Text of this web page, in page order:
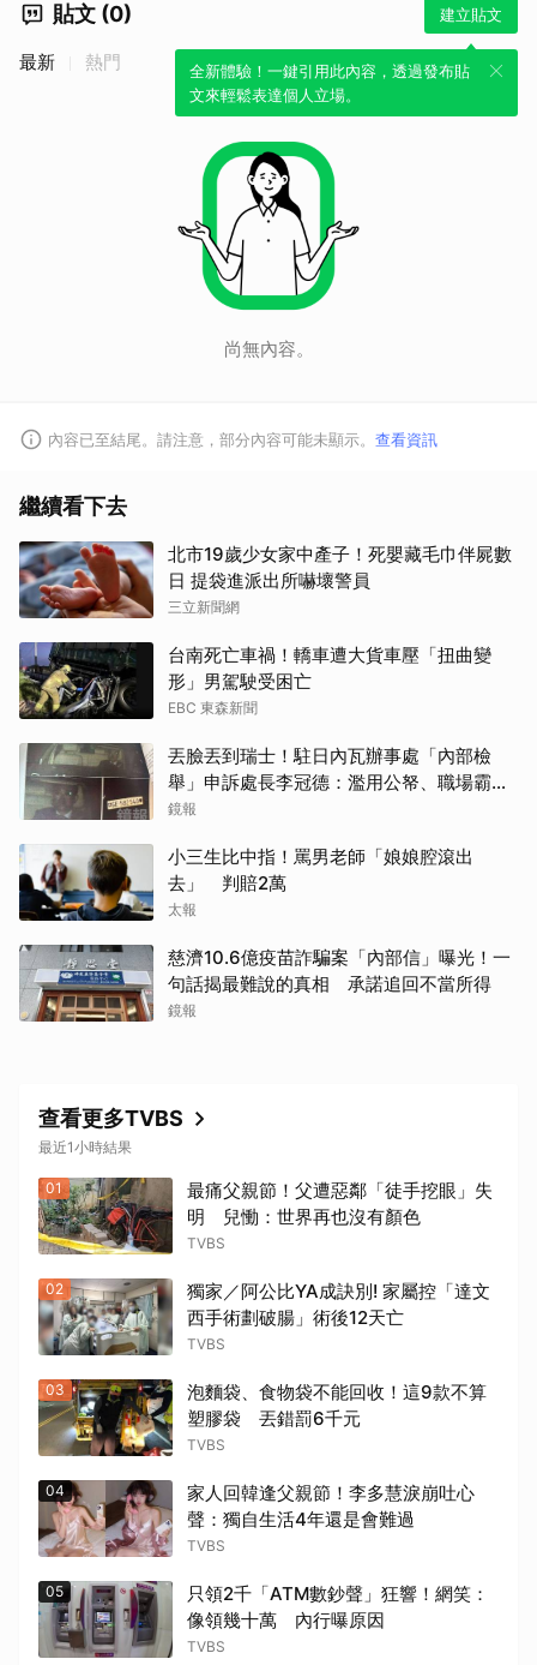
貼文 (0) 建立貼文
全新體驗！一鍵引用此內容，透過發布貼
文來輕鬆表達個人立場。
最新 熱門
尚無內容。
內容已至結尾。請注意，部分內容可能未顯示。 查看資訊
繼續看下去
北市19歲少女家中產子！死嬰藏毛巾伴屍數
日 提袋進派出所嚇壞警員
三立新聞網
台南死亡車禍！轎車遭大貨車壓「扭曲變
形」男駕駛受困亡
EBC 東森新聞
丟臉丟到瑞士！駐日內瓦辦事處「內部檢
舉」申訴處長李冠德：濫用公帑、職場霸
凌、超速仔拒繳罰單 外交部要查了
鏡報
小三生比中指！罵男老師「娘娘腔滾出
去」 判賠2萬
太報
慈濟10.6億疫苗詐騙案「內部信」曝光！一
句話揭最難說的真相 承諾追回不當所得
鏡報
查看更多TVBS
最近1小時結果
01
最痛父親節！父遭惡鄰「徒手挖眼」失
明 兒慟：世界再也沒有顏色
TVBS
02
獨家／阿公比YA成訣別! 家屬控「達文
西手術劃破腸」術後12天亡
TVBS
03
泡麵袋、食物袋不能回收！這9款不算
塑膠袋 丟錯罰6千元
TVBS
04
家人回韓逢父親節！李多慧淚崩吐心
聲：獨自生活4年還是會難過
TVBS
05
只領2千「ATM數鈔聲」狂響！網笑：
像領幾十萬 內行曝原因
TVBS